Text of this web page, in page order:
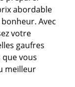
abordable
Avec
votre
gaufres
que vous
meilleur